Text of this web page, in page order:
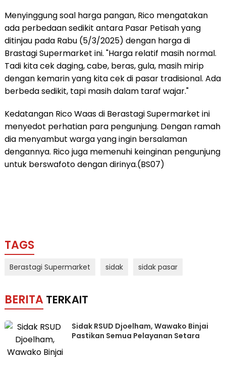
Menyinggung soal harga pangan, Rico mengatakan
ada perbedaan sedikit antara Pasar Petisah yang
ditinjau pada Rabu (5/3/2025) dengan harga di
Brastagi Supermarket ini. "Harga relatif masih normal.
Tadi kita cek daging, cabe, beras, gula, masih mirip
dengan kemarin yang kita cek di pasar tradisional. Ada
berbeda sedikit, tapi masih dalam taraf wajar."
Kedatangan Rico Waas di Berastagi Supermarket ini
menyedot perhatian para pengunjung. Dengan ramah
dia menyambut warga yang ingin bersalaman
dengannya. Rico juga memenuhi keinginan pengunjung
untuk berswafoto dengan dirinya.(BS07)
TAGS
Berastagi Supermarket sidak sidak pasar
BERITA TERKAIT
Sidak RSUD Djoelham, Wawako Binjai
Pastikan Semua Pelayanan Setara